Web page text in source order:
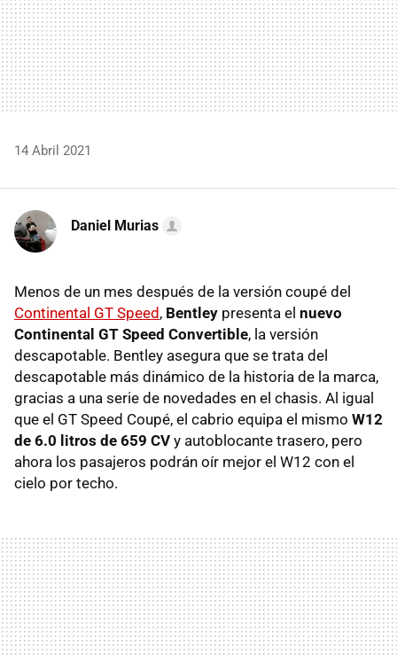
14 Abril 2021
Daniel Murias
Menos de un mes después de la versión coupé del
Continental GT Speed, Bentley presenta el nuevo
Continental GT Speed Convertible, la versión
descapotable. Bentley asegura que se trata del
descapotable más dinámico de la historia de la marca,
gracias a una serie de novedades en el chasis. Al igual
que el GT Speed Coupé, el cabrio equipa el mismo W12
de 6.0 litros de 659 CV y autoblocante trasero, pero
ahora los pasajeros podrán oír mejor el W12 con el
cielo por techo.